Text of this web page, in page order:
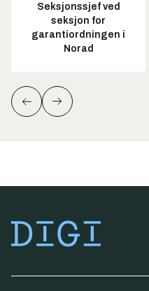
Seksjonssjef ved
seksjon for
garantiordningen i
Norad